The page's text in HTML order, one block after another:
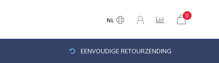
NL
0
EENVOUDIGE RETOURZENDING